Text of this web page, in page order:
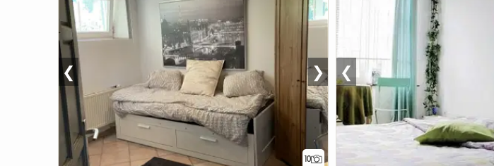
10
❮ ❯ ❮